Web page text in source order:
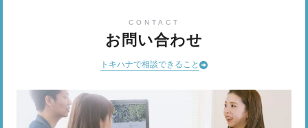
CONTACT
お問い合わせ
トキハナで相談できること